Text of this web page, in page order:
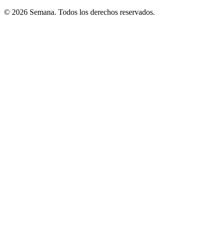
© 2026 Semana. Todos los derechos reservados.